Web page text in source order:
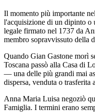
Il momento più importante
l'acquisizione di un dipinto o
legale firmato nel 1737 da
membro sopravvissuto della
Quando Gian Gastone morì
Toscana passò alla Casa di
— una delle più grandi mai
dispersa, venduta o trasferita
Anna Maria Luisa negoziò
Famiglia. I termini erano